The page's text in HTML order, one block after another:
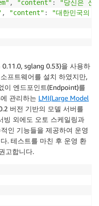
, "content" :
"당신은 신
, "content" :
"대한민국의
sglang 0.53)을 사용하
프트웨어를 설치 하였지만,
이 엔드포인트(Endpoint)를
관리하는 LMI(Large Model
버전 기반의 모델 서버를
빙 외에도 오토 스케일링과
인 기능들을 제공하여 운영
. 테스트를 마친 후 운영 환
고합니다.